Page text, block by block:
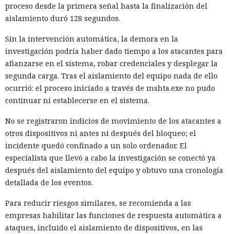
proceso desde la primera señal hasta la finalización del
aislamiento duró 128 segundos.
Sin la intervención automática, la demora en la
investigación podría haber dado tiempo a los atacantes para
afianzarse en el sistema, robar credenciales y desplegar la
segunda carga. Tras el aislamiento del equipo nada de ello
ocurrió: el proceso iniciado a través de mshta.exe no pudo
continuar ni establecerse en el sistema.
No se registraron indicios de movimiento de los atacantes a
otros dispositivos ni antes ni después del bloqueo; el
incidente quedó confinado a un solo ordenador. El
especialista que llevó a cabo la investigación se conectó ya
después del aislamiento del equipo y obtuvo una cronología
detallada de los eventos.
Para reducir riesgos similares, se recomienda a las
empresas habilitar las funciones de respuesta automática a
ataques, incluido el aislamiento de dispositivos, en las